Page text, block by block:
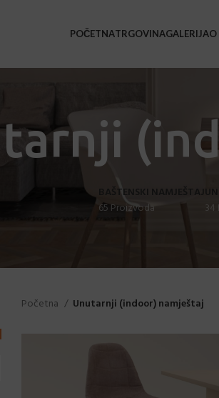
POČETNATRGOVINAGALERIJAO
BAŠTENSKI NAMJEŠTAJ
65 Proizvoda
Početna Unutarnji (indoor) namještaj